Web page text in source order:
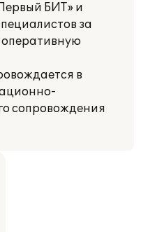
БИТ» и
за
оперативную
в
сопровождения